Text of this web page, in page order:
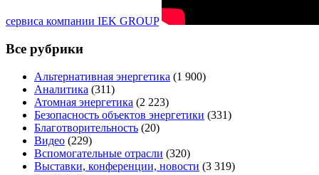
сервиса компании IEK GROUP
Все рубрики
Альтернативная энергетика (1 900)
Аналитика (311)
Атомная энергетика (2 223)
Безопасность объектов энергетики (331)
Благотворительность (20)
Видео (229)
Вспомогательные отрасли (320)
Выставки, конференции, новости (3 319)